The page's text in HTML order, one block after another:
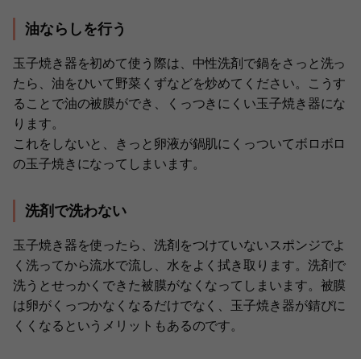
油ならしを行う
玉子焼き器を初めて使う際は、中性洗剤で鍋をさっと洗っ
たら、油をひいて野菜くずなどを炒めてください。こうす
ることで油の被膜ができ、くっつきにくい玉子焼き器にな
ります。
これをしないと、きっと卵液が鍋肌にくっついてボロボロ
の玉子焼きになってしまいます。
洗剤で洗わない
玉子焼き器を使ったら、洗剤をつけていないスポンジでよ
く洗ってから流水で流し、水をよく拭き取ります。洗剤で
洗うとせっかくできた被膜がなくなってしまいます。被膜
は卵がくっつかなくなるだけでなく、玉子焼き器が錆びに
くくなるというメリットもあるのです。